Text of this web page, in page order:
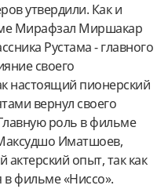
утвердили. Как и
Мирафзал Миршакар
Рустама - главного
своего
настоящий пионерский
вернул своего
роль в фильме
Иматшоев,
опыт, так как
в фильме «Ниссо».